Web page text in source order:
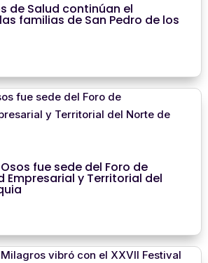
de Salud continúan el
familias de San Pedro de los
fue sede del Foro de
y Territorial del